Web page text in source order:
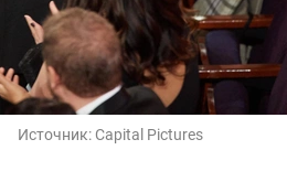
Источник: Capital Pictures